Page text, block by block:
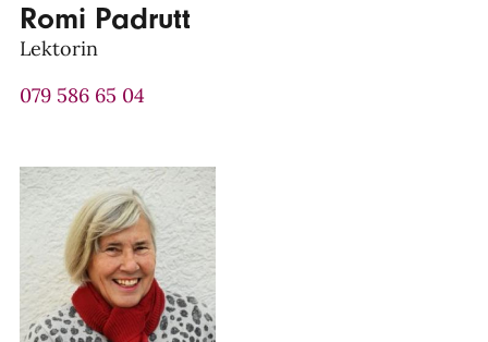
Romi Padrutt
Lektorin
079 586 65 04